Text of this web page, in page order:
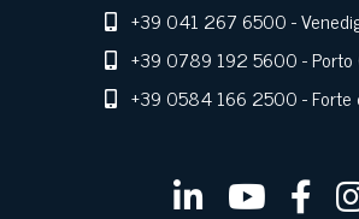
+39 041 267 6500-
+39 0789 192 5600-
+39 0584 166 2500- Forte